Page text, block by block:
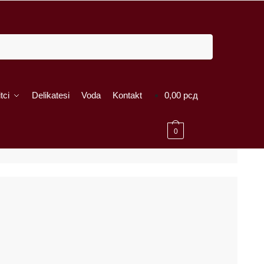
Delikatesi Voda Kontakt 0,00 рсд
0